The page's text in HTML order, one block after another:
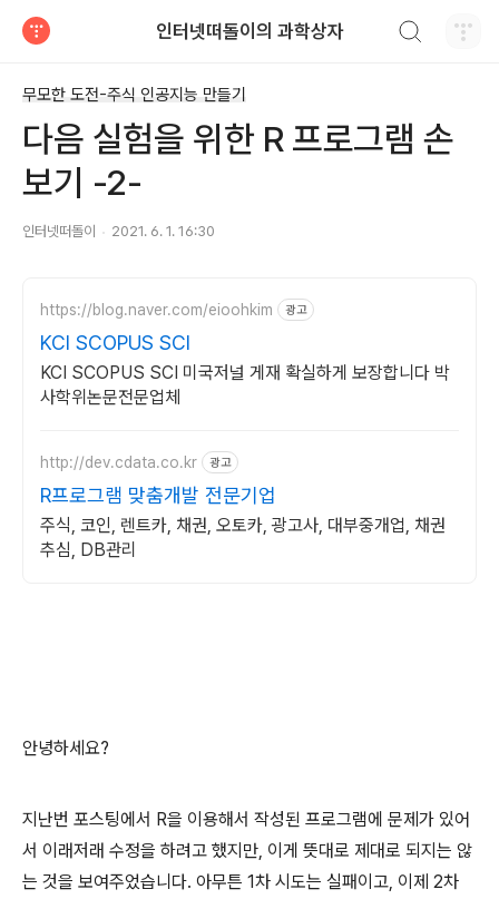
인터넷떠돌이의 과학상자
무모한 도전-주식 인공지능 만들기
다음 실험을 위한 R 프로그램 손
보기 -2-
인터넷떠돌이 2021. 6. 1. 16:30
https://blog.naver.com/eioohkim 광고
KCI SCOPUS SCI
KCI SCOPUS SCI 미국저널 게재 확실하게 보장합니다 박
사학위논문전문업체
http://dev.cdata.co.kr 광고
R프로그램 맞춤개발 전문기업
주식, 코인, 렌트카, 채권, 오토카, 광고사, 대부중개업, 채권
추심, DB관리
안녕하세요?
지난번 포스팅에서 R을 이용해서 작성된 프로그램에 문제가 있어
서 이래저래 수정을 하려고 했지만, 이게 뜻대로 제대로 되지는 않
는 것을 보여주었습니다. 아무튼 1차 시도는 실패이고, 이제 2차